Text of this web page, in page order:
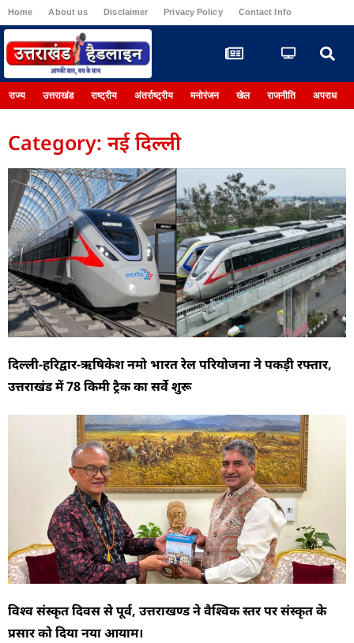
Home About us Disclaimer Privacy Policy Contact Info
राज्य उत्तराखंड राष्ट्रीय अंतर्राष्ट्रीय मनोरंजन खेल राजनीति अपराध
Category: नई दिल्ली
दिल्ली-हरिद्वार-ऋषिकेश नमो भारत रेल परियोजना ने पकड़ी रफ्तार,
उत्तराखंड में 78 किमी ट्रैक का सर्वे शुरू
विश्व संस्कृत दिवस से पूर्व, उत्तराखण्ड ने वैश्विक स्तर पर संस्कृत के
प्रसार को दिया नया आयाम।